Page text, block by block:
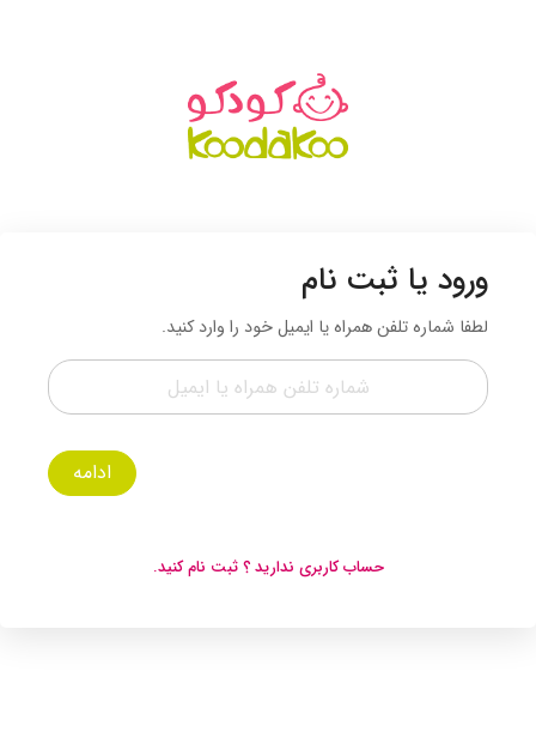
ورود یا ثبت نام
لطفا شماره تلفن همراه یا ایمیل خود را وارد کنید.
ادامه
حساب کاربری ندارید ؟ ثبت نام کنید.